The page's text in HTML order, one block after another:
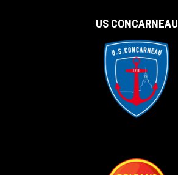
US CONCARNEAU